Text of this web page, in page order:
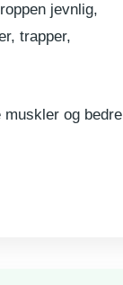
jevnlig,
trapper,
og bedre